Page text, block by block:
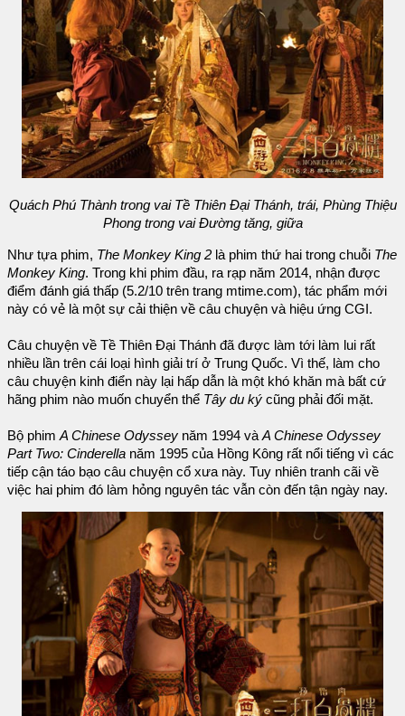
Quách Phú Thành trong vai Tề Thiên Đại Thánh, trái, Phùng Thiệu
Phong trong vai Đường tăng, giữa
Như tựa phim, The Monkey King 2 là phim thứ hai trong chuỗi The
Monkey King. Trong khi phim đầu, ra rạp năm 2014, nhận được
điểm đánh giá thấp (5.2/10 trên trang mtime.com), tác phẩm mới
này có vẻ là một sự cải thiện về câu chuyện và hiệu ứng CGI.
Câu chuyện về Tề Thiên Đại Thánh đã được làm tới làm lui rất
nhiều lần trên cái loại hình giải trí ở Trung Quốc. Vì thế, làm cho
câu chuyện kinh điển này lại hấp dẫn là một khó khăn mà bất cứ
hãng phim nào muốn chuyển thể Tây du ký cũng phải đối mặt.
Bộ phim A Chinese Odyssey năm 1994 và A Chinese Odyssey
Part Two: Cinderella năm 1995 của Hồng Kông rất nổi tiếng vì các
tiếp cận táo bạo câu chuyện cổ xưa này. Tuy nhiên tranh cãi về
việc hai phim đó làm hỏng nguyên tác vẫn còn đến tận ngày nay.